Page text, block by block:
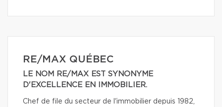
RE/MAX QUÉBEC
LE NOM RE/MAX EST SYNONYME
D'EXCELLENCE EN IMMOBILIER.
Chef de file du secteur de l'immobilier depuis 1982,